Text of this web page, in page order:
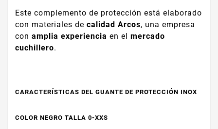
Este complemento de protección está elaborado
con materiales de calidad Arcos, una empresa
con amplia experiencia en el mercado
cuchillero.
CARACTERÍSTICAS DEL GUANTE DE PROTECCIÓN INOX
COLOR NEGRO TALLA 0-XXS